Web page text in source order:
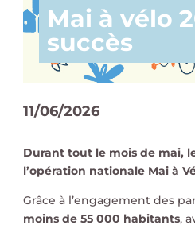
Mai à vélo
succès
11/06/2026
Durant tout le mois de mai,
l’opération nationale Mai à
Grâce à l’engagement des
moins de 55 000 habitants,